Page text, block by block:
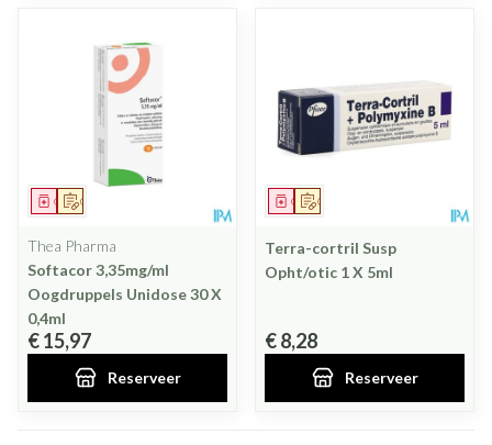
Op voorschrift
Geneesmiddel
Thea Pharma
Softacor 3,35mg/ml
Oogdruppels Unidose 30 X
0,4ml
€ 15,97
Reserveer
Op voorschrift
Geneesmiddel
Terra-cortril Susp
Opht/otic 1 X 5ml
€ 8,28
Reserveer